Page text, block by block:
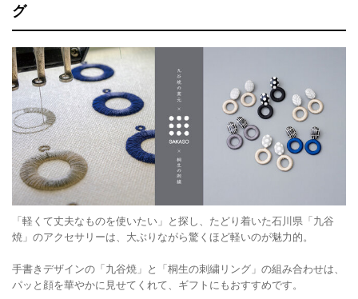
グ
「軽くて丈夫なものを使いたい」と探し、たどり着いた石川県「九谷
焼」のアクセサリーは、大ぶりながら驚くほど軽いのが魅力的。
手書きデザインの「九谷焼」と「桐生の刺繍リング」の組み合わせは、
パッと顔を華やかに見せてくれて、ギフトにもおすすめです。